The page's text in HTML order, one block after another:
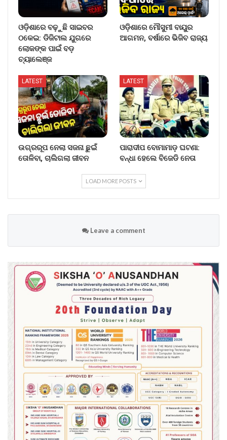
ଓଡ଼ିଶାରେ ବଢ଼ୁଛି ସାଇବର
ଠକେଇ: ଡିଜିଟାଲ ଯୁଗରେ
ଲୋକଙ୍କ ପାଇଁ ବଡ଼
ଚ୍ୟାଲେଞ୍ଜ
ଓଡ଼ିଶାରେ ମୌସୁମୀ ବାୟୁର
ଆଗମନ, ବର୍ଷାରେ ଭିଜିବ ରାଜ୍ୟ
LATEST
ଉଗ୍ରରୂପ ନେଲା ସଜନା ଛୁଇଁ
ତୋଳିବା, ଚାଲିଗଲା ଜୀବନ
LATEST
ପାରାଦୀପ ବୋମାମାଡ଼ ଘଟଣା:
ବନ୍ଧା ହେଲେ ବିଜେଡି ନେତା
LOAD MORE POSTS
Leave a comment